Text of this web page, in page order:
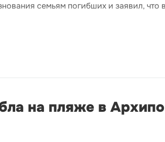
семьям погибших и заявил, что
на пляже в